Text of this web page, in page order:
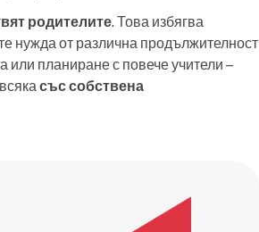
родителите. Това избягва
нужда от различна продължителност
или планиране с повече учители –
със собствена